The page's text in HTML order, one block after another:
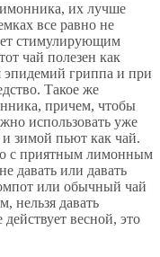
их лучше
все равно не
стимулирующим
чай полезен как
эпидемий гриппа и при
Такое же
причем, чтобы
использовать уже
зимой пьют как чай.
с приятным лимонным
давать или давать
или обычный чай
нельзя давать
весной, это